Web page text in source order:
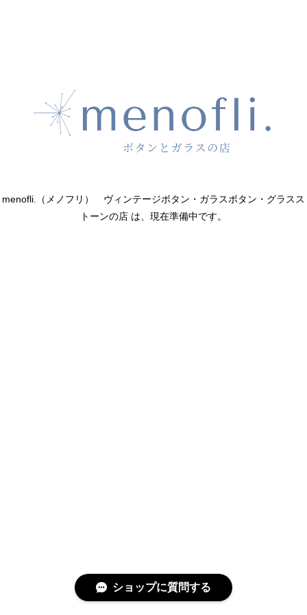
menofli.（メノフリ） ヴィンテージボタン・ガラスボタン・グラスス
トーンの店 は、現在準備中です。
ショップに質問する